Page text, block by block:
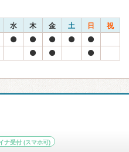
水 木 金 土 日 祝
ナ受付 (スマホ可)